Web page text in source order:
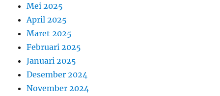
Mei 2025
April 2025
Maret 2025
Februari 2025
Januari 2025
Desember 2024
November 2024